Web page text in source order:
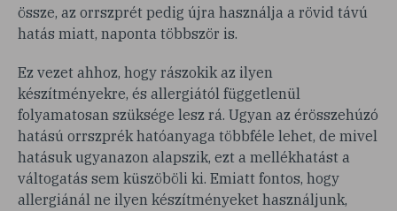
össze, az orrszprét pedig újra használja a rövid távú
hatás miatt, naponta többször is.
Ez vezet ahhoz, hogy rászokik az ilyen
készítményekre, és allergiától függetlenül
folyamatosan szüksége lesz rá. Ugyan az érösszehúzó
hatású orrszprék hatóanyaga többféle lehet, de mivel
hatásuk ugyanazon alapszik, ezt a mellékhatást a
váltogatás sem küszöböli ki. Emiatt fontos, hogy
allergiánál ne ilyen készítményeket használjunk,